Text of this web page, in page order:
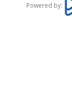
Powered by: